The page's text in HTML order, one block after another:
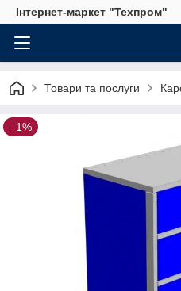
Інтернет-маркет "Техпром"
Товари та послуги
–1%